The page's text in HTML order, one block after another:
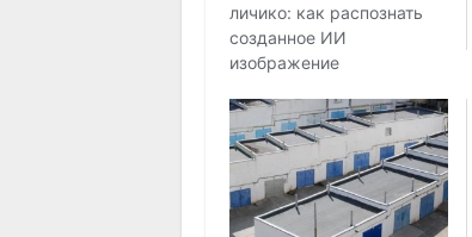
личико: как распознать
созданное ИИ
изображение